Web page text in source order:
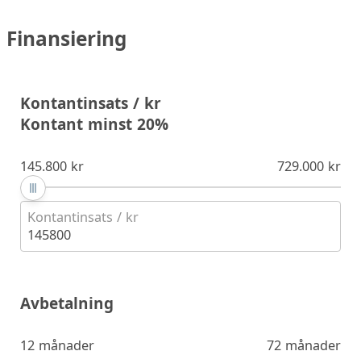
Finansiering
Kontantinsats / kr
Kontant minst 20%
145.800 kr 729.000 kr
Kontantinsats / kr
145800
Avbetalning
12 månader 72 månader